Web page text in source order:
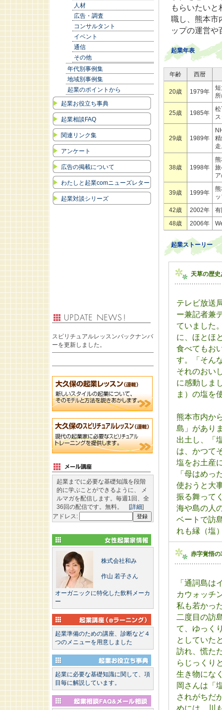
もらいたい
職し、熊本市
ップの運営や
起業年表
年齢 西暦
20歳 1979年
25歳 1985年
29歳 1989年
38歳 1998年
39歳 1999年
42歳
2002年
48歳
2006年
起業ストーリー
天草の歴
テレビ放送
ー兼記者兼
ていました
に、ほとほ
食べてもお
す。「そん
それのおい
に感動しま
ま）の塩を
熊本市内か
島」があり
出土し、「
は、かつて
塩をお土産
「母はめ
使おうと大
振る舞って
海や島の人
ベートで訪
れも縁（塩
赤字覚悟
「通詞島
カウォッチ
私も若かっ
二度目の訪
て、ゆっく
としていた
訪れ、慌た
らじっくり
生き物にな
岡さんは「
されがちだ
めには、川
人材
広告・調査
コンサルタント
イベント
通信
その他
年代別事例集
地域別事例集
起業のポイントから
起業お役立ち事典
起業相談FAQ
関連リンク集
アンケート
広告の掲載について
わたしと起業comニューズレター
起業対談シリーズ
スピリチュアルレッスンバックナンバ
ーを更新しました。
起業までに必要な基礎知識を段階
的に学ぶことができるように、 メ
ルマガを配信します。毎週1回、全
36回の配信です。無料。 [詳細]
アドレス:
株式会社和み
作山 若子さん
オーガニックに特化した飲料メーカ
ー
起業準備のための講座、診断など４
つのメニューを用意しました
起業に必要な基礎知識に関して、項
目毎に解説しています。